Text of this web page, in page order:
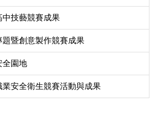
中技藝競賽成果
題暨創意製作競賽成果
全園地
業安全衛生競賽活動與成果